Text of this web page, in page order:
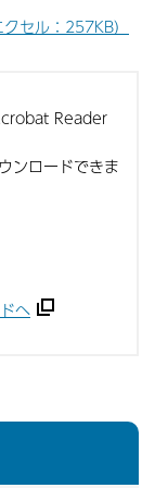
セル：257KB）
Reader
ンロードできま
へ